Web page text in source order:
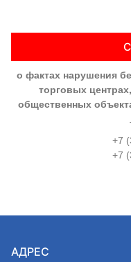
о фактах нарушения
торговых
общественных
+7
+7
АДРЕС